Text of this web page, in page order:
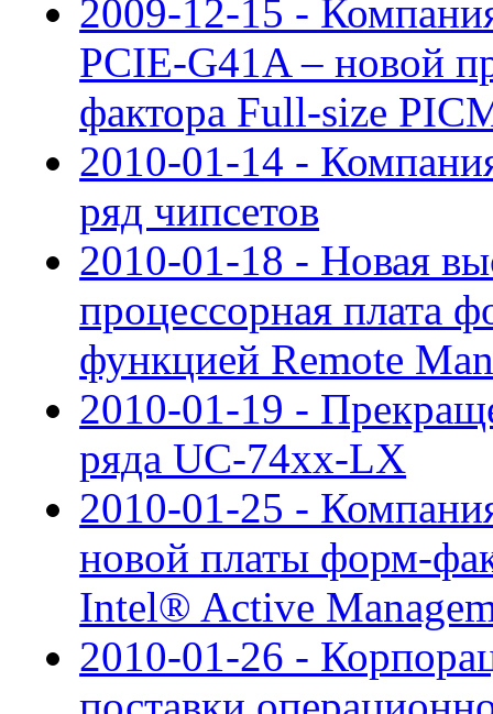
2009-12-15 -
PCIE-G41A – новой
фактора Full-size
2010-01-14 -
ряд чипсетов
2010-01-18 - Новая
процессорная плата
функцией Remote
2010-01-19 -
ряда UC-74xx-LX
2010-01-25 -
новой платы форм-
Intel® Active
2010-01-26 -